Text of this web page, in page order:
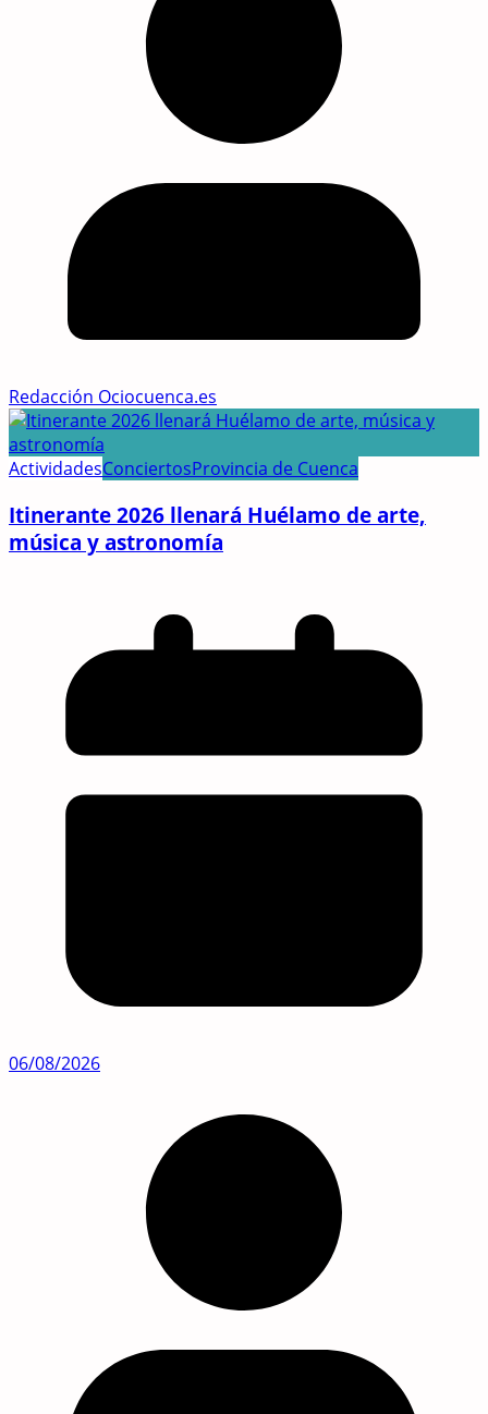
Redacción Ociocuenca.es
ActividadesConciertosProvincia de Cuenca
Itinerante 2026 llenará Huélamo de arte,
música y astronomía
06/08/2026